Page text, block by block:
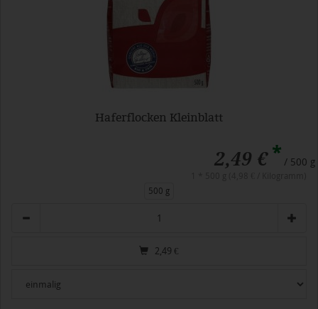
Haferflocken Kleinblatt
2,49 €* / 500 g
500 g
2,49 €